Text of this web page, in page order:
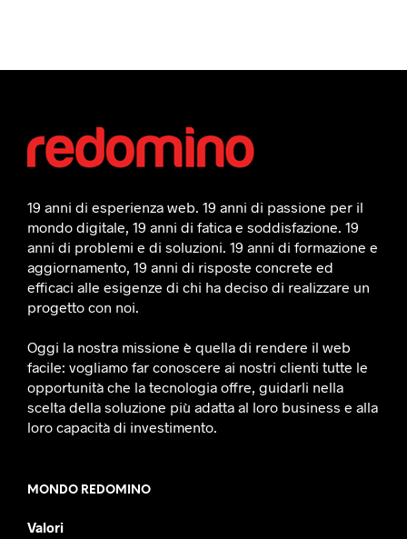
19 anni di esperienza web. 19 anni di passione per il
mondo digitale, 19 anni di fatica e soddisfazione. 19
anni di problemi e di soluzioni. 19 anni di formazione e
aggiornamento, 19 anni di risposte concrete ed
efficaci alle esigenze di chi ha deciso di realizzare un
progetto con noi.
Oggi la nostra missione è quella di rendere il web
facile: vogliamo far conoscere ai nostri clienti tutte le
opportunità che la tecnologia offre, guidarli nella
scelta della soluzione più adatta al loro business e alla
loro capacità di investimento.
MONDO REDOMINO
Valori